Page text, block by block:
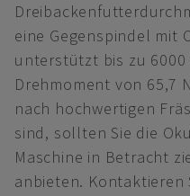
eine Gegenspindel mit
unterstützt bis zu 6000
Drehmoment von 65,7
nach hochwertigen
sind, sollten Sie die
Maschine in Betracht
anbieten. Kontaktieren